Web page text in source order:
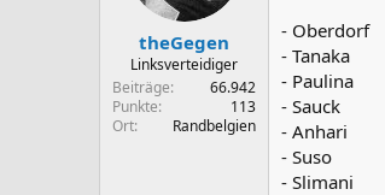
theGegen
Linksverteidiger
Beiträge
66.942
Punkte
113
Ort
Randbelgien
- Oberdorf
- Tanaka
- Paulina
- Sauck
- Anhari
- Suso
- Slimani